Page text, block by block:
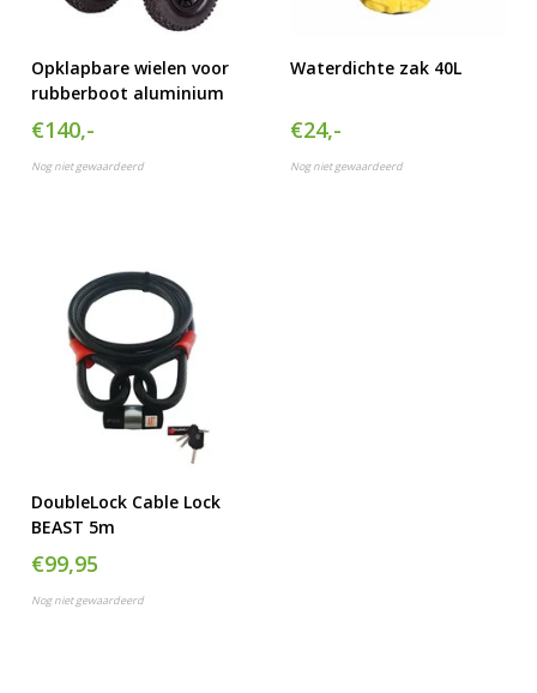
Opklapbare wielen voor
rubberboot aluminium
€140,-
Nog niet gewaardeerd
Waterdichte zak 40L
€24,-
Nog niet gewaardeerd
DoubleLock Cable Lock
BEAST 5m
€99,95
Nog niet gewaardeerd